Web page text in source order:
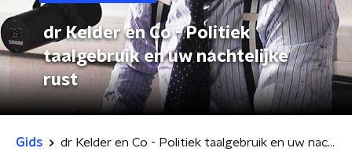
dr Kelder en Co - Politiek
taalgebruik en uw nachtelijke
rust
Gids dr Kelder en Co - Politiek taalgebruik en uw nachtelijke rust